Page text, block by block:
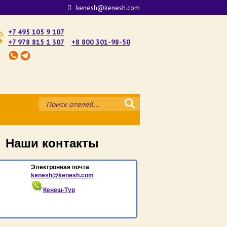
kenesh@kenesh.com
+7 495 105 9 107
+7 978 815 1 307
+8 800 301-98-50
— где лучше остановиться
у моря 2025
Наши контакты
Электронная почта
kenesh@kenesh.com
Кенеш-Тур